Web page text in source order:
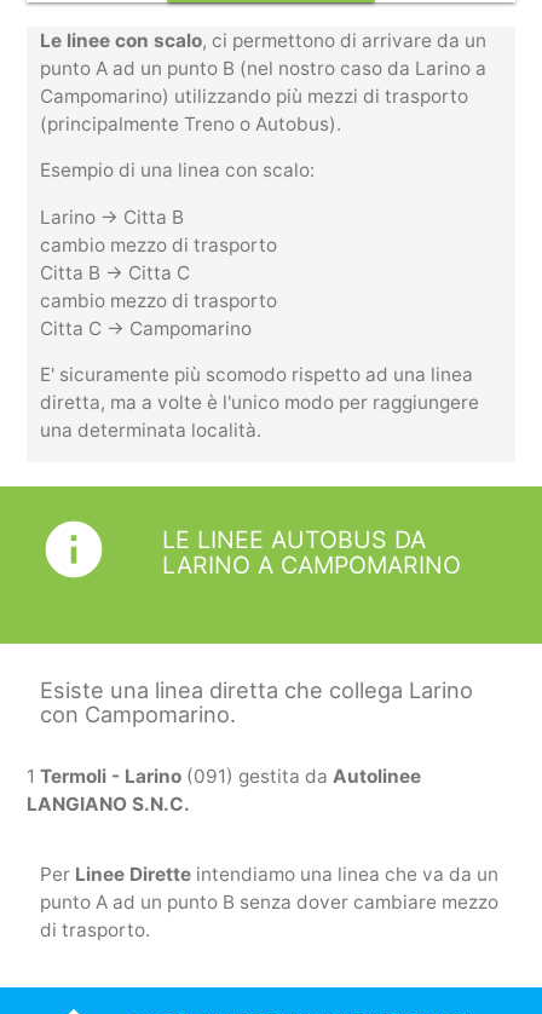
Le linee con scalo, ci permettono di arrivare da un
punto A ad un punto B (nel nostro caso da Larino a
Campomarino) utilizzando più mezzi di trasporto
(principalmente Treno o Autobus).
Esempio di una linea con scalo:
Larino -> Citta B
cambio mezzo di trasporto
Citta B -> Citta C
cambio mezzo di trasporto
Citta C -> Campomarino
E' sicuramente più scomodo rispetto ad una linea
diretta, ma a volte è l'unico modo per raggiungere
una determinata località.
info
LE LINEE AUTOBUS DA
LARINO A CAMPOMARINO
Esiste una linea diretta che collega Larino
con Campomarino.
1 Termoli - Larino (091) gestita daAutolinee
LANGIANO S.N.C.
Per Linee Diretteintendiamo una linea che va da un
punto A ad un punto B senza dover cambiare mezzo
di trasporto.